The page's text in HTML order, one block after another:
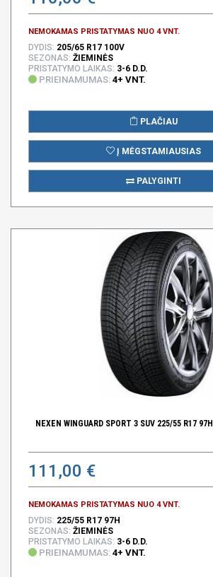
NEMOKAMAS PRISTATYMAS NUO 4 VNT.
DYDIS: 205/65 R17 100V
SEZONAS: ŽIEMINĖS
PRISTATYMO LAIKAS: 3-6 D.D.
PRIEINAMUMAS: 4+ VNT.
PLAČIAU
Į MĖGSTAMIAUSIAS
PALYGINTI
NEXEN WINGUARD SPORT 3 SUV 225/55 R17 97H
111,00 €
NEMOKAMAS PRISTATYMAS NUO 4 VNT.
DYDIS: 225/55 R17 97H
SEZONAS: ŽIEMINĖS
PRISTATYMO LAIKAS: 3-6 D.D.
PRIEINAMUMAS: 4+ VNT.